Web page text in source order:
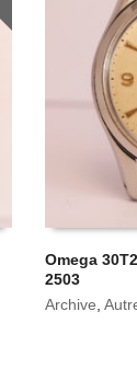
Omega
2503
Archive,